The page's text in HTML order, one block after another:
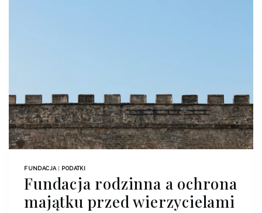
FUNDACJA | PODATKI
Fundacja rodzinna a ochrona
majątku przed wierzycielami